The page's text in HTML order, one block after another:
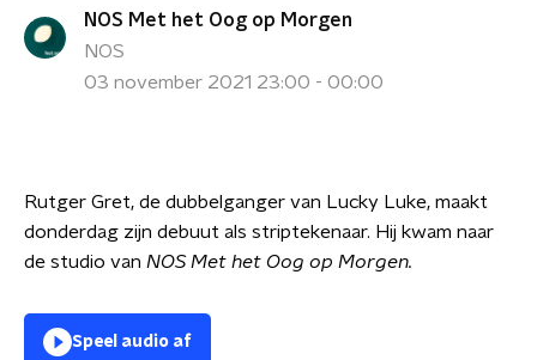
NOS Met het Oog op Morgen
NOS
03 november 2021 23:00 - 00:00
Rutger Gret, de dubbelganger van Lucky Luke, maakt
donderdag zijn debuut als striptekenaar. Hij kwam naar
de studio van NOS Met het Oog op Morgen.
Speel audio af